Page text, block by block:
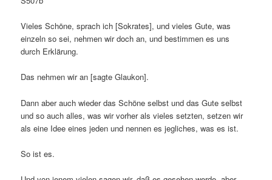
Vieles Schöne, sprach ich [Sokrates], und vieles Gute, was
einzeln so sei, nehmen wir doch an, und bestimmen es uns
durch Erklärung.
Das nehmen wir an [sagte Glaukon].
Dann aber auch wieder das Schöne selbst und das Gute selbst
und so auch alles, was wir vorher als vieles setzten, setzen wir
als eine Idee eines jeden und nennen es jegliches, was es ist.
So ist es.